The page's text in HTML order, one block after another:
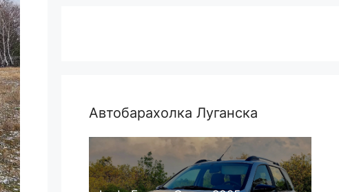
Автобарахолка Луганска